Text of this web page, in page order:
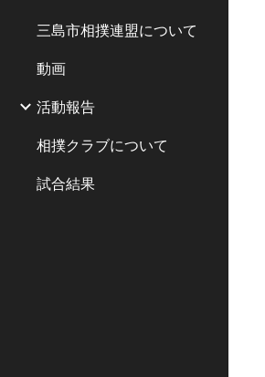
三島市相撲連盟について
動画
活動報告
相撲クラブについて
試合結果